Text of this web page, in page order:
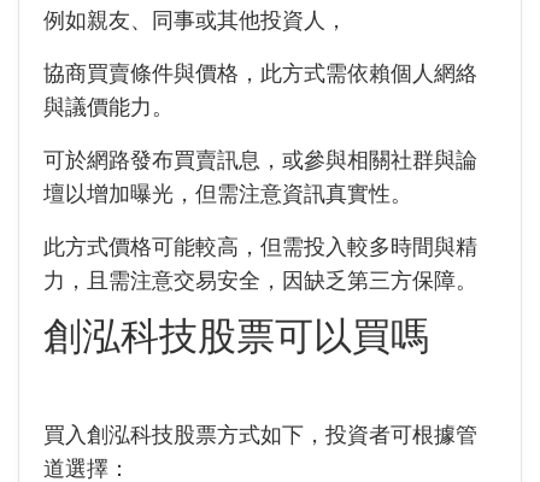
例如親友、同事或其他投資人，
協商買賣條件與價格，此方式需依賴個人網絡
與議價能力。
可於網路發布買賣訊息，或參與相關社群與論
壇以增加曝光，但需注意資訊真實性。
此方式價格可能較高，但需投入較多時間與精
力，且需注意交易安全，因缺乏第三方保障。
創泓科技股票可以買嗎
買入創泓科技股票方式如下，投資者可根據管
道選擇：